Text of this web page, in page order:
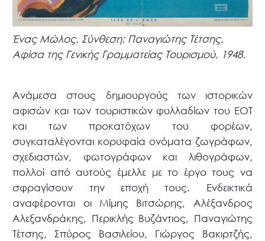
Ένας Μώλος. Σύνθεση: Παναγιώτης Τέτσης.
Αφίσα της Γενικής Γραμματείας Τουρισμού, 1948.
Ανάμεσα στους δημιουργούς των ιστορικών
αφισών και των τουριστικών φυλλαδίων του ΕΟΤ
και των προκατόχων του φορέων,
συγκαταλέγονται κορυφαία ονόματα ζωγράφων,
σχεδιαστών, φωτογράφων και λιθογράφων,
πολλοί από αυτούς έμελλε με το έργο τους να
σφραγίσουν την εποχή τους. Ενδεικτικά
αναφέρονται οι Μίμης Βιτσώρης, Αλέξανδρος
Αλεξανδράκης, Περικλής Βυζάντιος, Παναγιώτης
Τέτσης, Σπύρος Βασιλείου, Γιώργος Βακιρτζής,